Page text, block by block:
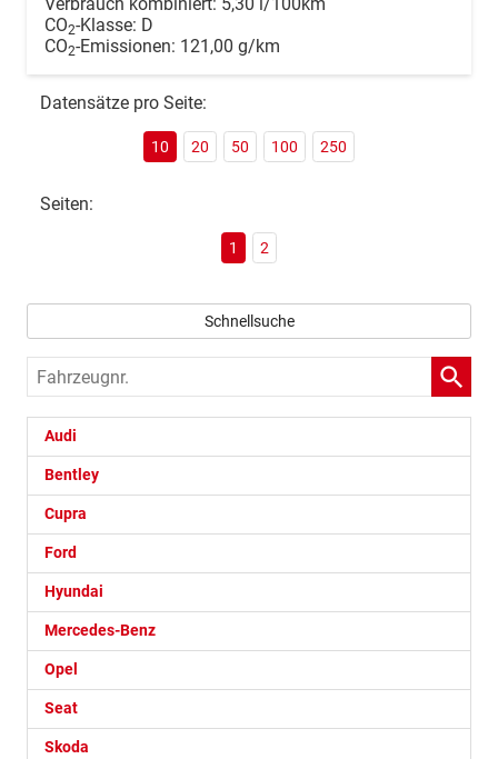
CO2-Klasse: D
CO2-Emissionen: 121,00 g/km
Datensätze pro Seite:
10 20 50 100 250
Seiten:
1 2
Schnellsuche
Fahrzeugnr.
Audi
Bentley
Cupra
Ford
Hyundai
Mercedes-Benz
Opel
Seat
Skoda